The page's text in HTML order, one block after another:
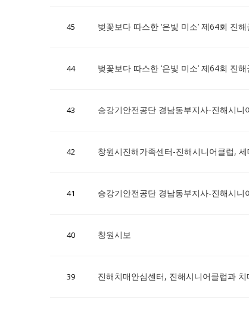
45 벚꽃보다 따스한 ‘은빛 미소’ 제64회 진
44 벚꽃보다 따스한 ‘은빛 미소’ 제64회 진
43 승강기안전공단 경남동부지사-진해시니
42 창원시진해가족센터-진해시니어클럽,
41 승강기안전공단 경남동부지사-진해시
40 창원시보
39 진해치매안심센터, 진해시니어클럽과